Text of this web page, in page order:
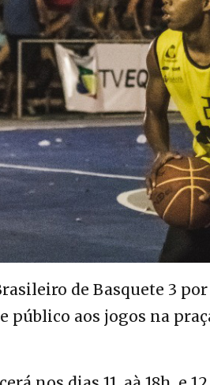
de Basquete 3
aos jogos na